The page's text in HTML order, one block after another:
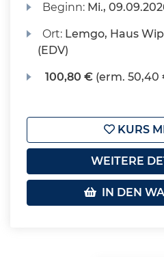
Beginn: Mi.,
Ort: Lemgo, Haus
(EDV)
100,80 € (erm. 50,40
KURS
WEITERE
IN DEN